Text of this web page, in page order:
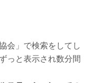
会」で検索をしてし
っと表示され数分間